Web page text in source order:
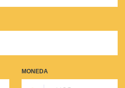
MONEDA